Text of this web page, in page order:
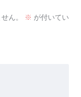
ん。 ※ が付いてい